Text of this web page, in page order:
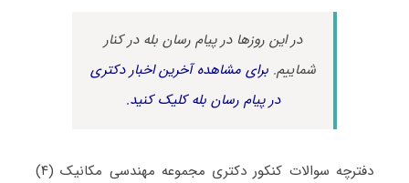
در این روزها در پیام رسان بله در کنار
شماییم.برای مشاهده آخرین اخبار دکتری
در پیام رسان بله کلیک کنید.
دفترچه سوالات کنکور دکتری مجموعه مهندسی مکانیک (۴)